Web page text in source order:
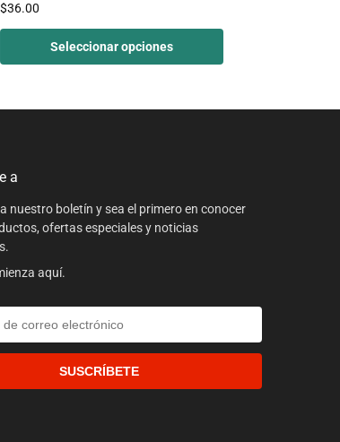
$36.00
Seleccionar opciones
a
nuestro boletín y sea el primero en conocer
ofertas especiales y noticias
aquí.
SUSCRÍBETE